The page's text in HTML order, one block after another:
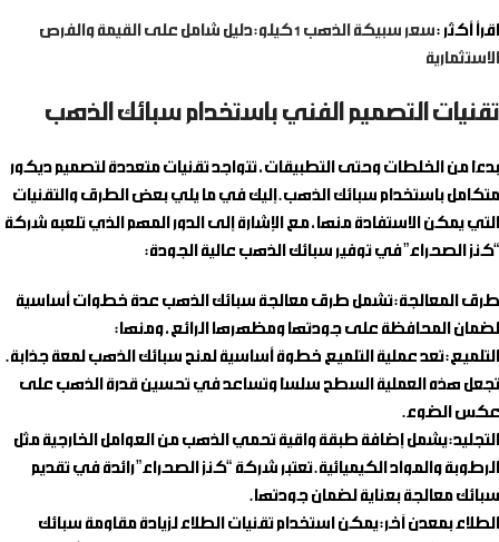
اقرأ أكثر :
سعر سبيكة الذهب 1 كيلو: دليل شامل على القيمة والفرص
الاستثمارية
تقنيات التصميم الفني باستخدام سبائك الذهب
بدءًا من الخلطات وحتى التطبيقات، تتواجد تقنيات متعددة لتصميم ديكور
متكامل باستخدام سبائك الذهب. إليك في ما يلي بعض الطرق والتقنيات
التي يمكن الاستفادة منها، مع الإشارة إلى الدور المهم الذي تلعبه شركة
“كنز الصحراء” في توفير سبائك الذهب عالية الجودة:
طرق المعالجة: تشمل طرق معالجة سبائك الذهب عدة خطوات أساسية
لضمان المحافظة على جودتها ومظهرها الرائع، ومنها:
التلميع: تعد عملية التلميع خطوة أساسية لمنح سبائك الذهب لمعة جذابة.
تجعل هذه العملية السطح سلسًا وتساعد في تحسين قدرة الذهب على
عكس الضوء.
التجليد: يشمل إضافة طبقة واقية تحمي الذهب من العوامل الخارجية مثل
الرطوبة والمواد الكيميائية. تعتبر شركة “كنز الصحراء” رائدة في تقديم
سبائك معالجة بعناية لضمان جودتها.
الطلاء بمعدن آخر: يمكن استخدام تقنيات الطلاء لزيادة مقاومة سبائك